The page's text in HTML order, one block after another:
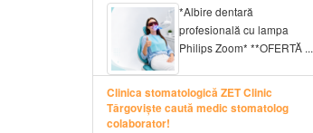
*Albire dentară
profesională cu lampa
Philips Zoom* **OFERTĂ ...
Clinica stomatologică ZET Clinic
Târgoviște caută medic stomatolog
colaborator!